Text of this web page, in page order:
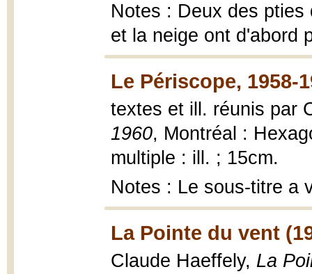
Notes : Deux des
et la neige ont d'abord
Le Périscope, 1958-
textes et ill. réunis par
1960, Montréal :
multiple : ill. ; 15cm.
Notes : Le sous-titre a
La Pointe du vent
Claude Haeffely, La